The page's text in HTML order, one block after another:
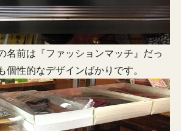
名前は『ファッションマッチ』だっ
個性的なデザインばかりです。